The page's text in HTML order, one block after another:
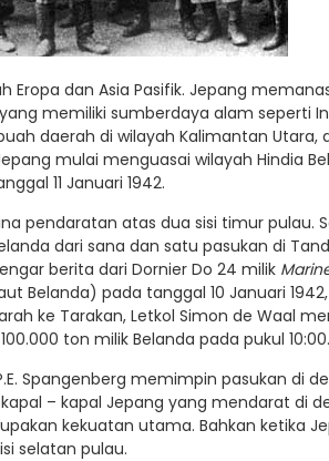
Eropa dan Asia Pasifik. Jepang
memiliki sumberdaya alam seperti
daerah di wilayah Kalimantan Utara,
mulai menguasai wilayah Hindia
11 Januari 1942.
pendaratan atas dua sisi timur pulau.
dari sana dan satu pasukan di
berita dari Dornier Do 24 milik
Belanda) pada tanggal 10 Januari
ke Tarakan, Letkol Simon de Waal
ton milik Belanda pada pukul 10:00.
Spangenberg memimpin pasukan di
– kapal Jepang yang mendarat di
kekuatan utama. Bahkan ketika
selatan pulau.